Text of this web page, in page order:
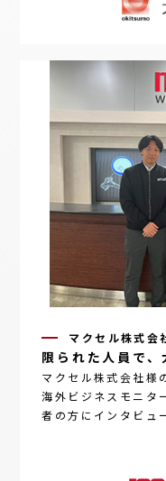
マクセル株式会
限られた人員で
マクセル株式会社様
海外ビジネスモニタ
者の方にインタビュ